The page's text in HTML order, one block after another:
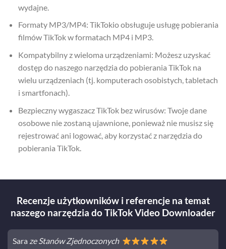
wydajne.
Formaty MP3/MP4: TikTokio obsługuje usługę pobierania
filmów TikTok w formatach MP4 i MP3.
Kompatybilny z wieloma urządzeniami: Możesz uzyskać
dostęp do naszego narzędzia do pobierania TikTok na
wielu urządzeniach (tj. komputerach osobistych, tabletach
i smartfonach).
Bezpieczny wygaszacz TikTok bez wirusów: Twoje dane
osobowe nie zostaną ujawnione, ponieważ nie musisz się
rejestrować ani logować, aby korzystać z narzędzia do
pobierania TikTok.
Recenzje użytkowników i referencje na temat
naszego narzędzia do TikTok Video Downloader
Sara ze Stanów Zjednoczonych